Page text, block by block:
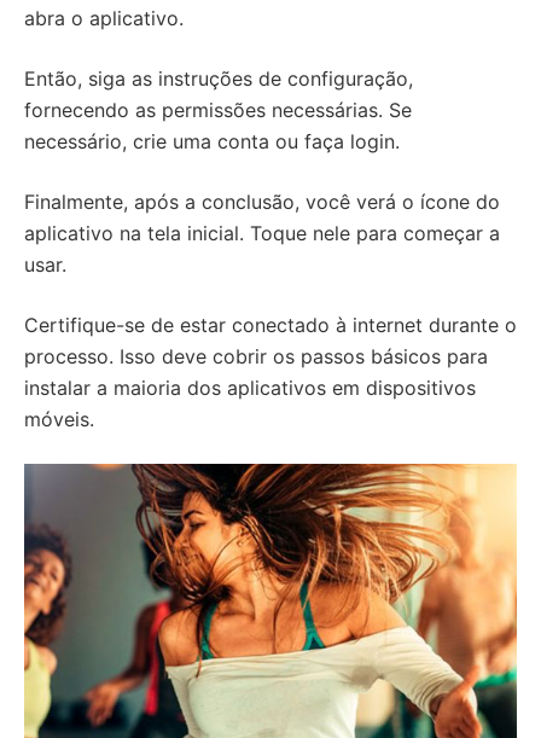
abra o aplicativo.
Então, siga as instruções de configuração,
fornecendo as permissões necessárias. Se
necessário, crie uma conta ou faça login.
Finalmente, após a conclusão, você verá o ícone do
aplicativo na tela inicial. Toque nele para começar a
usar.
Certifique-se de estar conectado à internet durante o
processo. Isso deve cobrir os passos básicos para
instalar a maioria dos aplicativos em dispositivos
móveis.